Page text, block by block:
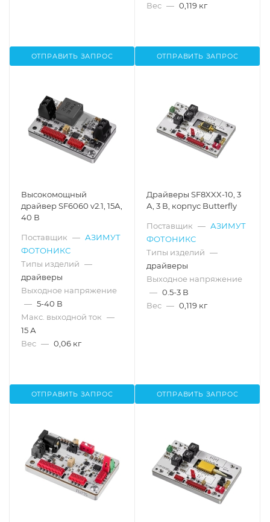
ОТПРАВИТЬ ЗАПРОС
Вес — 0,119 кг
ОТПРАВИТЬ ЗАПРОС
Высокомощный
драйвер SF6060 v2.1, 15А,
40 В
Поставщик — АЗИМУТ
ФОТОНИКС
Типы изделий —
драйверы
Выходное напряжение
— 5-40 В
Макс. выходной ток —
15 А
Вес — 0,06 кг
ОТПРАВИТЬ ЗАПРОС
Драйверы SF8XXX-10, 3
А, 3 В, корпус Butterfly
Поставщик — АЗИМУТ
ФОТОНИКС
Типы изделий —
драйверы
Выходное напряжение
— 0.5-3 В
Вес — 0,119 кг
ОТПРАВИТЬ ЗАПРОС